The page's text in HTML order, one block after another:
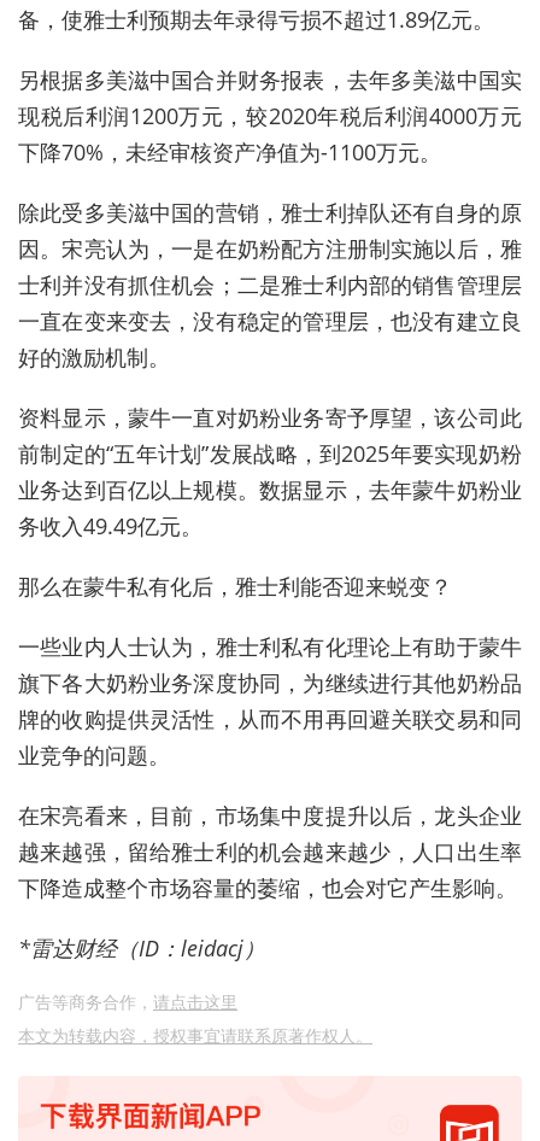
备，使雅士利预期去年录得亏损不超过1.89亿元。
另根据多美滋中国合并财务报表，去年多美滋中国实
现税后利润1200万元，较2020年税后利润4000万元
下降70%，未经审核资产净值为-1100万元。
除此受多美滋中国的营销，雅士利掉队还有自身的原
因。宋亮认为，一是在奶粉配方注册制实施以后，雅
士利并没有抓住机会；二是雅士利内部的销售管理层
一直在变来变去，没有稳定的管理层，也没有建立良
好的激励机制。
资料显示，蒙牛一直对奶粉业务寄予厚望，该公司此
前制定的“五年计划”发展战略，到2025年要实现奶粉
业务达到百亿以上规模。数据显示，去年蒙牛奶粉业
务收入49.49亿元。
那么在蒙牛私有化后，雅士利能否迎来蜕变？
一些业内人士认为，雅士利私有化理论上有助于蒙牛
旗下各大奶粉业务深度协同，为继续进行其他奶粉品
牌的收购提供灵活性，从而不用再回避关联交易和同
业竞争的问题。
在宋亮看来，目前，市场集中度提升以后，龙头企业
越来越强，留给雅士利的机会越来越少，人口出生率
下降造成整个市场容量的萎缩，也会对它产生影响。
*雷达财经（ID：leidacj）
广告等商务合作， 请点击这里
本文为转载内容，授权事宜请联系原著作权人。